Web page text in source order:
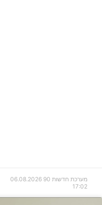
מערכת חדשות 90
06.08.2026
17:02